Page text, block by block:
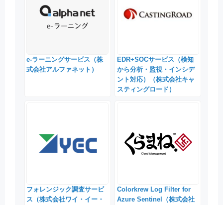
e-ラーニングサービス（株
式会社アルファネット）
EDR+SOCサービス（検知
から分析・監視・インシデ
ント対応）（株式会社キャ
スティングロード）
フォレンジック調査サービ
ス（株式会社ワイ・イー・
Colorkrew Log Filter for
Azure Sentinel（株式会社